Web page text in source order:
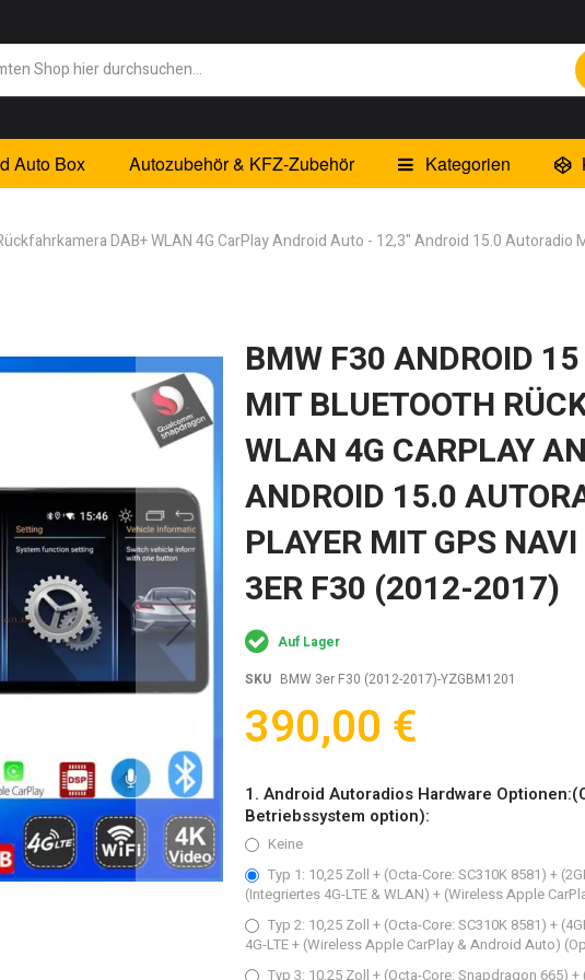
Auto Box Autozubehör & KFZ-Zubehör Kategorien
DAB+ WLAN 4G CarPlay Android Auto - 12,3" Android 15.0 Autoradio
BMW F30 ANDROID
MIT BLUETOOTH
WLAN 4G CARPLAY
ANDROID 15.0
PLAYER MIT GPS
3ER F30 (2012-2017)
Auf Lager
SKU BMW 3er F30 (2012-2017)-YZGBM1201
390,00 €
1. Android Autoradios Hardware
Betriebssystem option):
Keine
Typ 1: 10,25 Zoll + (Octa-Core: SC310K 8581) +
(Integriertes 4G-LTE & WLAN) + (Wireless Apple
Typ 2: 10,25 Zoll + (Octa-Core: SC310K 8581) +
4G-LTE + (Wireless Apple CarPlay & Android Auto)
Typ 3: 10,25 Zoll + (Octa-Core: Snapdragon 665)